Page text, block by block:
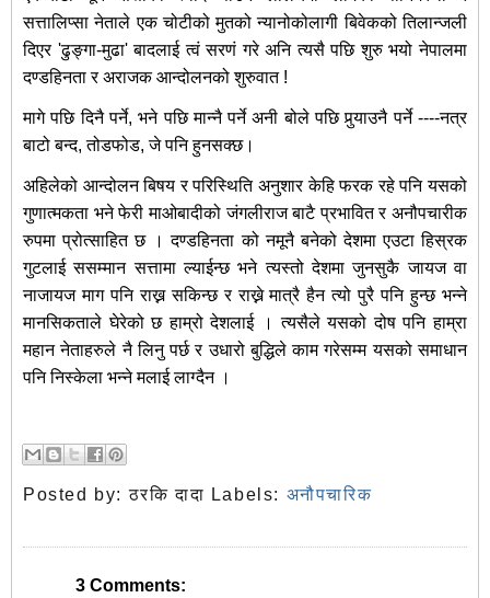
सत्तालिप्सा नेताले एक चोटीको मुतको न्यानोकोलागी बिवेकको तिलान्जली
दिएर 'ढुङ्गा-मुढा' बादलाई त्वं सरणं गरे अनि त्यसै पछि शुरु भयो नेपालमा
दण्डहिनता र अराजक आन्दोलनको शुरुवात !
मागे पछि दिनै पर्ने, भने पछि मान्नै पर्ने अनी बोले पछि पुर्‍याउनै पर्ने ----नत्र
बाटो बन्द, तोडफोड, जे पनि हुनसक्छ।
अहिलेको आन्दोलन बिषय र परिस्थिति अनुशार केहि फरक रहे पनि यसको
गुणात्मकता भने फेरी माओबादीको जंगलीराज बाटै प्रभावित र अनौपचारीक
रुपमा प्रोत्साहित छ । दण्डहिनता को नमूनै बनेको देशमा एउटा हिस्रक
गुटलाई ससम्मान सत्तामा ल्याईन्छ भने त्यस्तो देशमा जुनसुकै जायज वा
नाजायज माग पनि राख्न सकिन्छ र राख्ने मात्रै हैन त्यो पुरै पनि हुन्छ भन्ने
मानसिकताले घेरेको छ हाम्रो देशलाई । त्यसैले यसको दोष पनि हाम्रा
महान नेताहरुले नै लिनु पर्छ र उधारो बुद्धिले काम गरेसम्म यसको समाधान
पनि निस्केला भन्ने मलाई लाग्दैन ।
Posted by:ठरकि दादा Labels: अनौपचारिक
3 Comments: